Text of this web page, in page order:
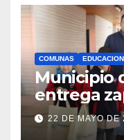
COMUNAS EDUCACION
Municipio
entrega
Royalty
22 DE MAYO DE